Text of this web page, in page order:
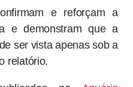
e reforçam a
e demonstram que a
ser vista apenas sob a
relatório.